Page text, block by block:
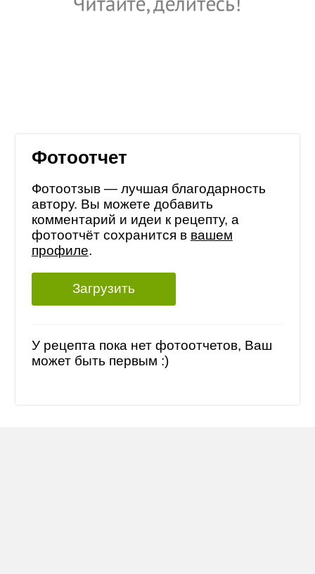
Фотоотчет
Фотоотзыв — лучшая благодарность
автору. Вы можете добавить
комментарий и идеи к рецепту, а
фотоотчёт сохранится в вашем
профиле.
Загрузить
У рецепта пока нет фотоотчетов, Ваш
может быть первым :)